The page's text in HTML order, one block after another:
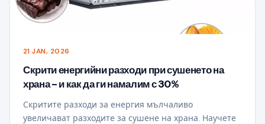
21 JAN, 2026
Скрити енергийни разходи при сушенето на
храна – и как да ги намалим с 30%
Скритите разходи за енергия мълчаливо
увеличават разходите за сушене на храна. Научете